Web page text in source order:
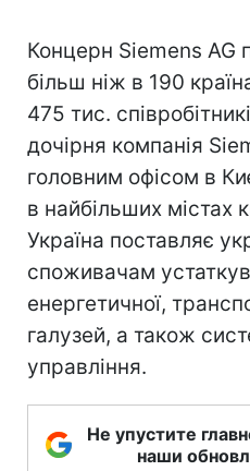
Концерн Siemens AG
більш ніж в 190
475 тис.
дочірня компанія
головним офісом в
в найбільших містах
Україна поставляє
споживачам
енергетичної,
галузей, а також
управління.
Не упустите
наши